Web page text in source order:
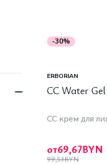
-30%
ERBORIAN
CC Water Gel
CC крем для
от69,67BYN
99,53BYN